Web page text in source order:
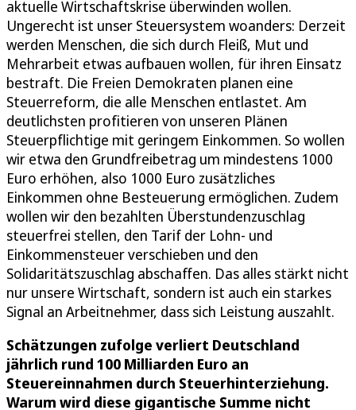
aktuelle Wirtschaftskrise überwinden wollen.
Ungerecht ist unser Steuersystem woanders: Derzeit
werden Menschen, die sich durch Fleiß, Mut und
Mehrarbeit etwas aufbauen wollen, für ihren Einsatz
bestraft. Die Freien Demokraten planen eine
Steuerreform, die alle Menschen entlastet. Am
deutlichsten profitieren von unseren Plänen
Steuerpflichtige mit geringem Einkommen. So wollen
wir etwa den Grundfreibetrag um mindestens 1000
Euro erhöhen, also 1000 Euro zusätzliches
Einkommen ohne Besteuerung ermöglichen. Zudem
wollen wir den bezahlten Überstundenzuschlag
steuerfrei stellen, den Tarif der Lohn- und
Einkommensteuer verschieben und den
Solidaritätszuschlag abschaffen. Das alles stärkt nicht
nur unsere Wirtschaft, sondern ist auch ein starkes
Signal an Arbeitnehmer, dass sich Leistung auszahlt.
Schätzungen zufolge verliert Deutschland
jährlich rund 100 Milliarden Euro an
Steuereinnahmen durch Steuerhinterziehung.
Warum wird diese gigantische Summe nicht